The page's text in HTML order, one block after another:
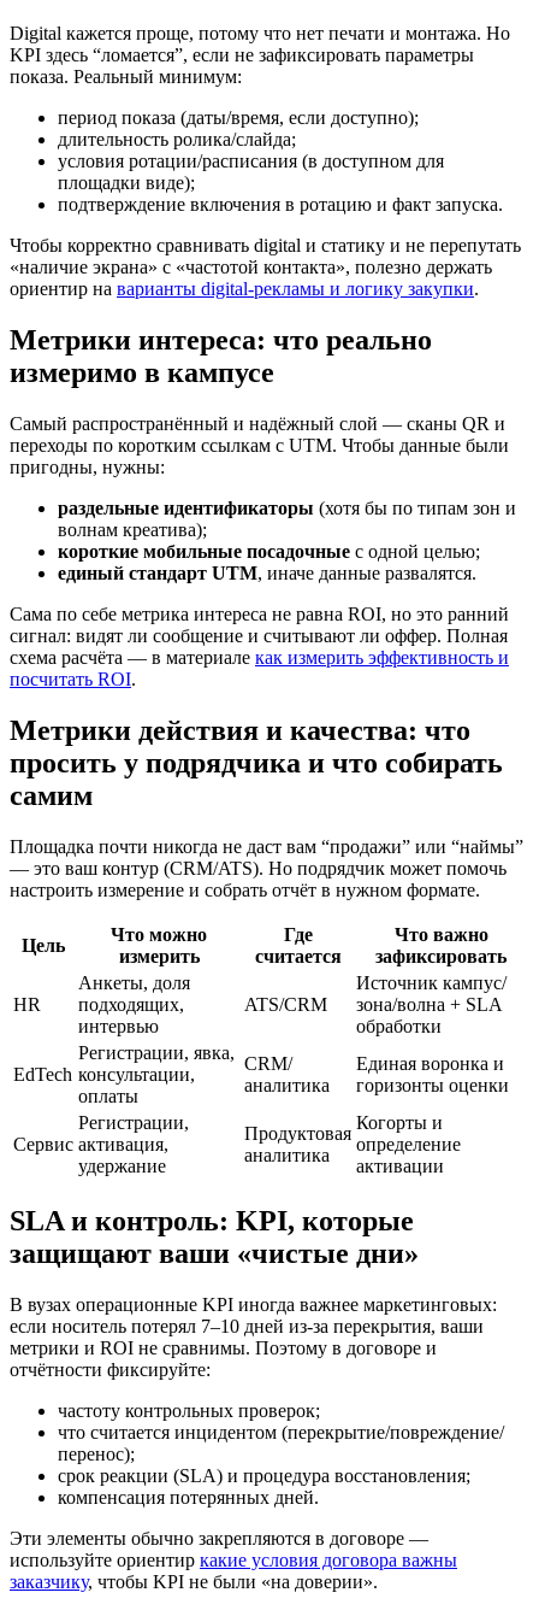
Digital кажется проще, потому что нет печати и монтажа. Но
KPI здесь “ломается”, если не зафиксировать параметры
показа. Реальный минимум:
период показа (даты/время, если доступно);
длительность ролика/слайда;
условия ротации/расписания (в доступном для
площадки виде);
подтверждение включения в ротацию и факт запуска.
Чтобы корректно сравнивать digital и статику и не перепутать
«наличие экрана» с «частотой контакта», полезно держать
ориентир на варианты digital-рекламы и логику закупки.
Метрики интереса: что реально
измеримо в кампусе
Самый распространённый и надёжный слой — сканы QR и
переходы по коротким ссылкам с UTM. Чтобы данные были
пригодны, нужны:
раздельные идентификаторы (хотя бы по типам зон и
волнам креатива);
короткие мобильные посадочные с одной целью;
единый стандарт UTM, иначе данные развалятся.
Сама по себе метрика интереса не равна ROI, но это ранний
сигнал: видят ли сообщение и считывают ли оффер. Полная
схема расчёта — в материале как измерить эффективность и
посчитать ROI.
Метрики действия и качества: что
просить у подрядчика и что собирать
самим
Площадка почти никогда не даст вам “продажи” или “наймы”
— это ваш контур (CRM/ATS). Но подрядчик может помочь
настроить измерение и собрать отчёт в нужном формате.
Цель
Что можно
измерить
Где
считается
Что важно
зафиксировать
HR
Анкеты, доля
подходящих,
интервью
ATS/CRM
Источник кампус/
зона/волна + SLA
обработки
EdTech
Регистрации, явка,
консультации,
оплаты
CRM/
аналитика
Единая воронка и
горизонты оценки
Сервис
Регистрации,
активация,
удержание
Продуктовая
аналитика
Когорты и
определение
активации
SLA и контроль: KPI, которые
защищают ваши «чистые дни»
В вузах операционные KPI иногда важнее маркетинговых:
если носитель потерял 7–10 дней из-за перекрытия, ваши
метрики и ROI не сравнимы. Поэтому в договоре и
отчётности фиксируйте:
частоту контрольных проверок;
что считается инцидентом (перекрытие/повреждение/
перенос);
срок реакции (SLA) и процедура восстановления;
компенсация потерянных дней.
Эти элементы обычно закрепляются в договоре —
используйте ориентир какие условия договора важны
заказчику, чтобы KPI не были «на доверии».